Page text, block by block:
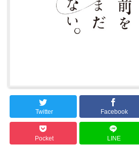
Twitter Facebook
Pocket LINE